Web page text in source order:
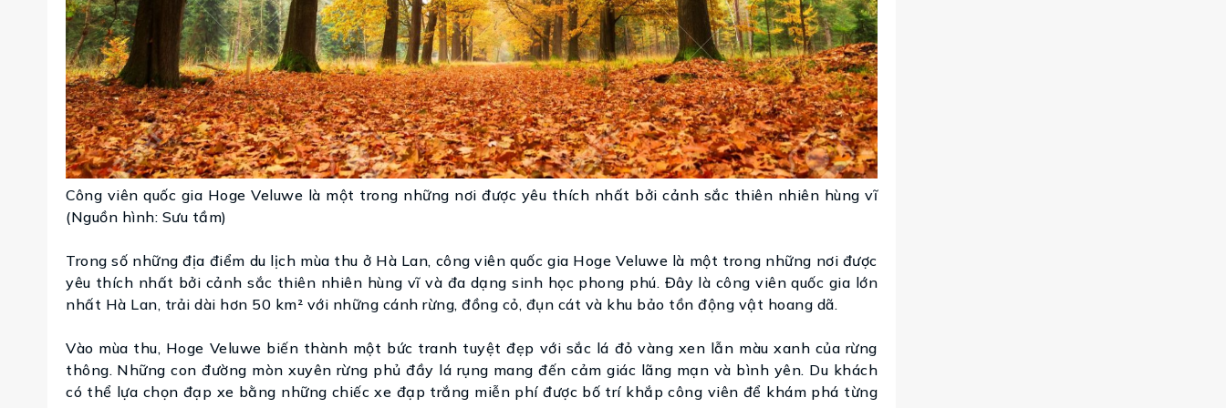
Công viên quốc gia Hoge Veluwe là một trong những nơi được yêu thích nhất bởi cảnh sắc thiên nhiên hùng vĩ
(Nguồn hình: Sưu tầm)
Trong số những địa điểm du lịch mùa thu ở Hà Lan, công viên quốc gia Hoge Veluwe là một trong những nơi được
yêu thích nhất bởi cảnh sắc thiên nhiên hùng vĩ và đa dạng sinh học phong phú. Đây là công viên quốc gia lớn
nhất Hà Lan, trải dài hơn 50 km² với những cánh rừng, đồng cỏ, đụn cát và khu bảo tồn động vật hoang dã.
Vào mùa thu, Hoge Veluwe biến thành một bức tranh tuyệt đẹp với sắc lá đỏ vàng xen lẫn màu xanh của rừng
thông. Những con đường mòn xuyên rừng phủ đầy lá rụng mang đến cảm giác lãng mạn và bình yên. Du khách
có thể lựa chọn đạp xe bằng những chiếc xe đạp trắng miễn phí được bố trí khắp công viên để khám phá từng